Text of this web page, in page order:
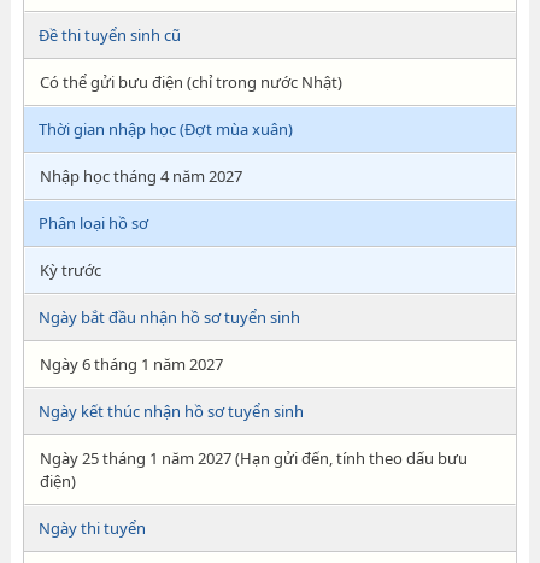
Đề thi tuyển sinh cũ
Có thể gửi bưu điện (chỉ trong nước Nhật)
Thời gian nhập học (Đợt mùa xuân)
Nhập học tháng 4 năm 2027
Phân loại hồ sơ
Kỳ trước
Ngày bắt đầu nhận hồ sơ tuyển sinh
Ngày 6 tháng 1 năm 2027
Ngày kết thúc nhận hồ sơ tuyển sinh
Ngày 25 tháng 1 năm 2027 (Hạn gửi đến, tính theo dấu bưu
điện)
Ngày thi tuyển